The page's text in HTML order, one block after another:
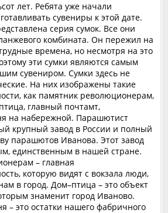
лет. Ребята уже начали
сувениры к этой дате.
серия сумок. Все они
комбината. Он пережил на
времена, но несмотря на это
эти сумки являются самым
сувениром. Сумки здесь не
На них изображены такие
как памятник революционерам,
главный почтамт,
на набережной. Парашютист
крупный завод в России и полный
парашютов Иванова. Этот завод
единственным в нашей стране.
– главная
которую видят с вокзала люди,
в город. Дом–птица – это объект
знаменит город Иваново.
– это остатки нашего фабричного